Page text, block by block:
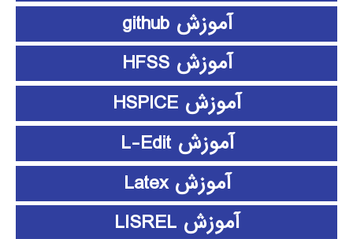
آموزش github
آموزش HFSS
آموزش HSPICE
آموزش L-Edit
آموزش Latex
آموزش LISREL